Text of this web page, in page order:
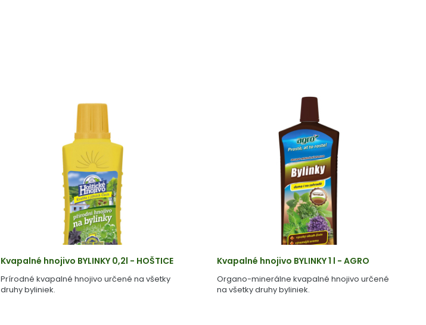
Kvapalné hnojivo BYLINKY 0,2l - HOŠTICE
Prírodné kvapalné hnojivo určené na všetky
druhy byliniek.
Kvapalné hnojivo BYLINKY 1 l - AGRO
Organo-minerálne kvapalné hnojivo určené
na všetky druhy byliniek.